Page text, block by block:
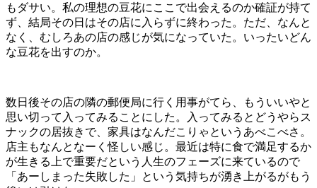
もダサい。私の理想の豆花にここで出会えるのか確証が持て
ず、結局その日はその店に入らずに終わった。ただ、なんと
なく、むしろあの店の感じが気になっていた。いったいどん
な豆花を出すのか。
数日後その店の隣の郵便局に行く用事がてら、もういいやと
思い切って入ってみることにした。入ってみるとどうやらス
ナックの居抜きで、家具はなんだこりゃというあべこべさ。
店主もなんとなーく怪しい感じ。最近は特に食で満足するか
が生きる上で重要だという人生のフェーズに来ているので
「あーしまった失敗した」という気持ちが湧き上がるがもう